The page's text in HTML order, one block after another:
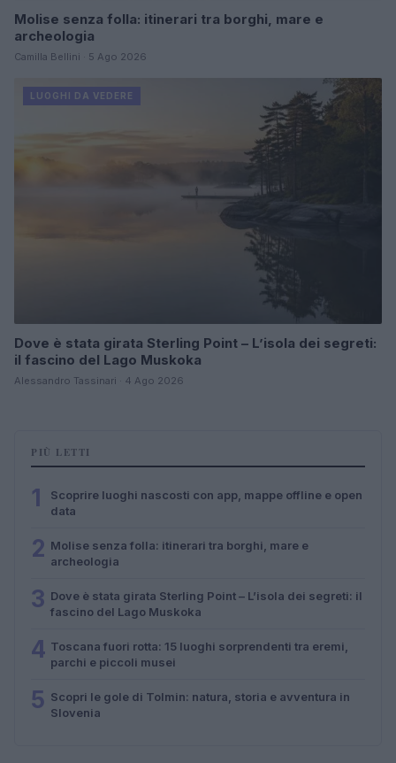
Molise senza folla: itinerari tra borghi, mare e
archeologia
Camilla Bellini · 5 Ago 2026
LUOGHI DA VEDERE
Dove è stata girata Sterling Point – L’isola dei segreti:
il fascino del Lago Muskoka
Alessandro Tassinari · 4 Ago 2026
PIÙ LETTI
1
Scoprire luoghi nascosti con app, mappe offline e open
data
2 Molise senza folla: itinerari tra borghi, mare e
archeologia
3 Dove è stata girata Sterling Point – L’isola dei segreti: il
fascino del Lago Muskoka
4 Toscana fuori rotta: 15 luoghi sorprendenti tra eremi,
parchi e piccoli musei
5 Scopri le gole di Tolmin: natura, storia e avventura in
Slovenia